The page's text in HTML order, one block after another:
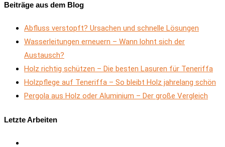
Beiträge aus dem Blog
Abfluss verstopft? Ursachen und schnelle Lösungen
Wasserleitungen erneuern – Wann lohnt sich der
Austausch?
Holz richtig schützen – Die besten Lasuren für Teneriffa
Holzpflege auf Teneriffa – So bleibt Holz jahrelang schön
Pergola aus Holz oder Aluminium – Der große Vergleich
Letzte Arbeiten